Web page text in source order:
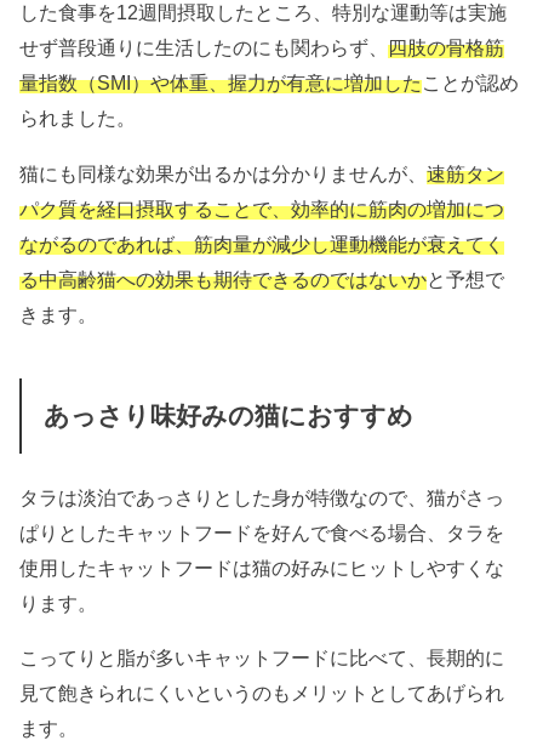
した食事を12週間摂取したところ、特別な運動等は実施
せず普段通りに生活したのにも関わらず、四肢の骨格筋
量指数（SMI）や体重、握力が有意に増加したことが認め
られました。
猫にも同様な効果が出るかは分かりませんが、速筋タン
パク質を経口摂取することで、効率的に筋肉の増加につ
ながるのであれば、筋肉量が減少し運動機能が衰えてく
る中高齢猫への効果も期待できるのではないかと予想で
きます。
あっさり味好みの猫におすすめ
タラは淡泊であっさりとした身が特徴なので、猫がさっ
ぱりとしたキャットフードを好んで食べる場合、タラを
使用したキャットフードは猫の好みにヒットしやすくな
ります。
こってりと脂が多いキャットフードに比べて、長期的に
見て飽きられにくいというのもメリットとしてあげられ
ます。